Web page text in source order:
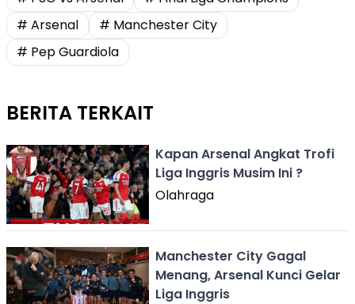
# Arsenal
# Manchester City
# Pep Guardiola
BERITA TERKAIT
Kapan Arsenal Angkat Trofi
Liga Inggris Musim Ini ?
Olahraga
Manchester City Gagal
Menang, Arsenal Kunci Gelar
Liga Inggris